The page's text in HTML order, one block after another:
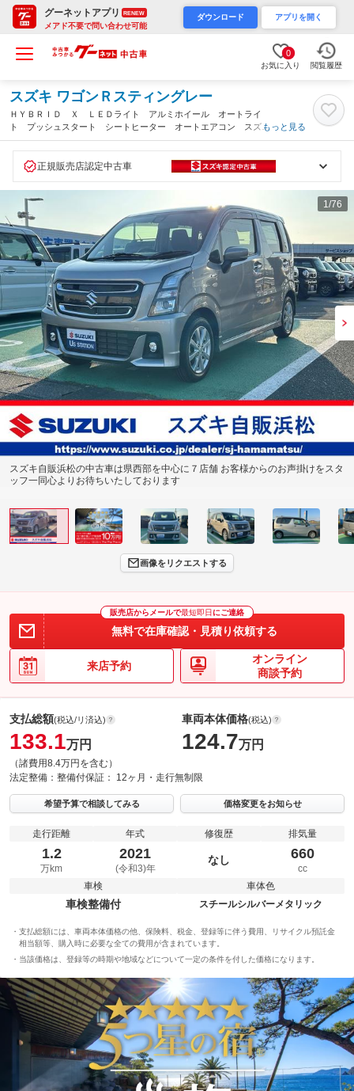
グーネットアプリ RENEW
メアド不要で問い合わせ可能
ダウンロード アプリを開く
0
お気に入り 閲覧履歴
スズキ ワゴンＲスティングレー
ＨＹＢＲＩＤ Ｘ ＬＥＤライト アルミホイール オートライ
ト プッシュスタート シートヒーター オートエアコン スズキ
セーフティーサポート ワンオーナー 衝突被害軽減システム ア
システム（静岡県）
もっと見る
正規販売店認定中古車
1 /76
スズキ自販浜松の中古車は県西部を中心に７店舗 お客様からのお声掛けをスタ
ッフ一同心よりお待ちいたしております
画像をリクエストする
販売店からメールで最短即日 にご連絡
無料で在庫確認・見積り依頼する
来店予約
オンライン
商談予約
支払総額(税込/リ済込)
133.1万円
（諸費用8.4万円を含む）
車両本体価格(税込)
124.7万円
法定整備： 整備付保証： 12ヶ月・走行無制限
希望予算で相談してみる 価格変更をお知らせ
走行距離
1.2
万km
年式
2021
(令和3)年
修復歴
なし
排気量
660
cc
車検
車検整備付
車体色
スチールシルバーメタリック
支払総額には、車両本体価格の他、保険料、税金、登録等に伴う費用、リサイクル預託金
相当額等、購入時に必要な全ての費用が含まれています。
当該価格は、登録等の時期や地域などについて一定の条件を付した価格になります。